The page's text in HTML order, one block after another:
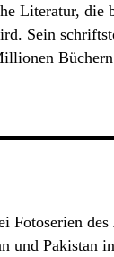
Literatur, die
Sein
Fotoserien
und Pakistan